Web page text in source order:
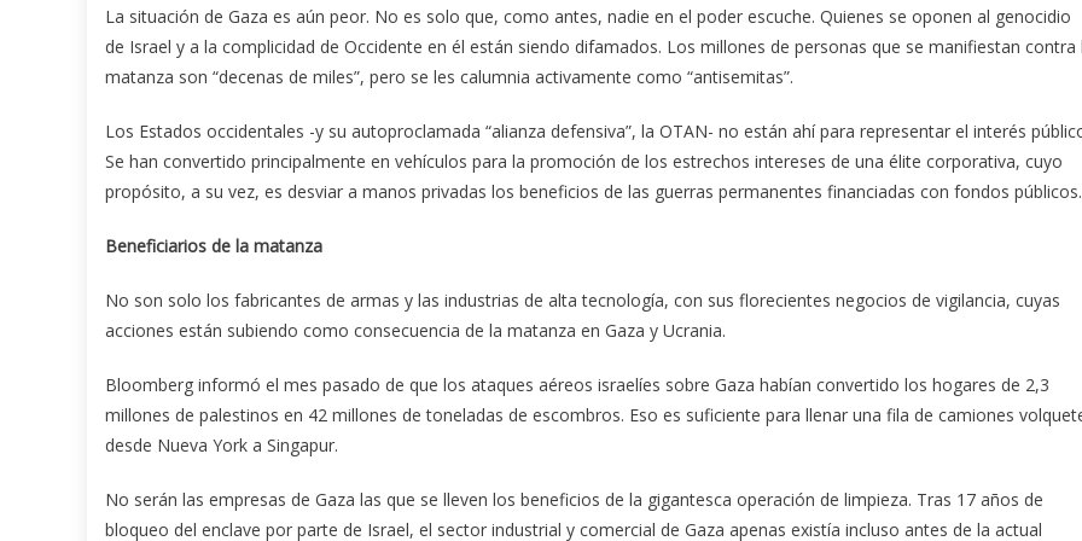
La situación de Gaza es aún peor. No es solo que, como antes, nadie en el poder escuche. Quienes se oponen al genocidio
de Israel y a la complicidad de Occidente en él están siendo difamados. Los millones de personas que se manifiestan contra
matanza son “decenas de miles”, pero se les calumnia activamente como “antisemitas”.
Los Estados occidentales -y su autoproclamada “alianza defensiva”, la OTAN- no están ahí para representar el interés
Se han convertido principalmente en vehículos para la promoción de los estrechos intereses de una élite corporativa, cuyo
propósito, a su vez, es desviar a manos privadas los beneficios de las guerras permanentes financiadas con fondos públicos.
Beneficiarios de la matanza
No son solo los fabricantes de armas y las industrias de alta tecnología, con sus florecientes negocios de vigilancia, cuyas
acciones están subiendo como consecuencia de la matanza en Gaza y Ucrania.
Bloomberg informó el mes pasado de que los ataques aéreos israelíes sobre Gaza habían convertido los hogares de 2,3
millones de palestinos en 42 millones de toneladas de escombros. Eso es suficiente para llenar una fila de camiones
desde Nueva York a Singapur.
No serán las empresas de Gaza las que se lleven los beneficios de la gigantesca operación de limpieza. Tras 17 años de
bloqueo del enclave por parte de Israel, el sector industrial y comercial de Gaza apenas existía incluso antes de la actual